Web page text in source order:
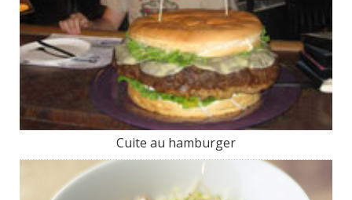
Cuite au hamburger